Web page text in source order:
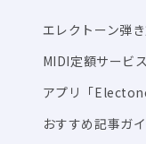
エレクトーン弾
MIDI定額サービス
アプリ「
おすすめ記事ガ